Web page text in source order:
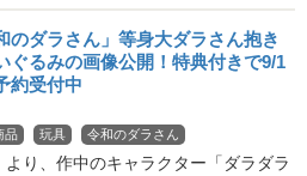
のダラさん」等身大ダラさん抱き
ぐるみの画像公開！特典付きで9/1
約受付中
品 玩具 令和のダラさん
り、作中のキャラクター「ダラダラ